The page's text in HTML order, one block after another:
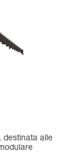
destinata alle